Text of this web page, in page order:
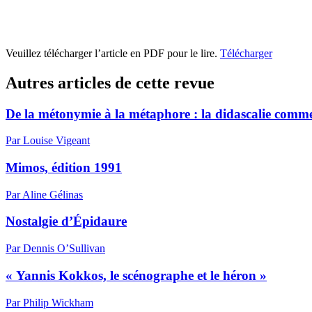
Veuillez télécharger l’article en PDF pour le lire. Télécharger
Autres articles de cette revue
De la métonymie à la métaphore : la didascalie
Par Louise Vigeant
Mimos, édition 1991
Par Aline Gélinas
Nostalgie d’Épidaure
Par Dennis O’Sullivan
« Yannis Kokkos, le scénographe et le héron »
Par Philip Wickham